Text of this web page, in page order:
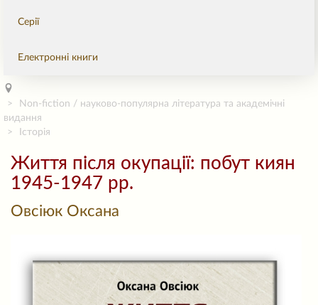
Серії
Електронні книги
Non-fiction / науково-популярна література та академічні
видання
Історія
Життя після окупації: побут киян
1945-1947 рр.
Овсіюк Оксана